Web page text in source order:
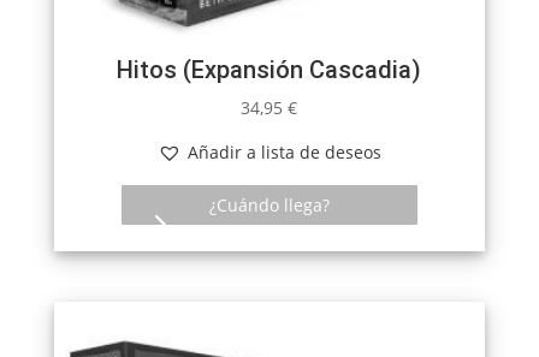
Hitos (Expansión Cascadia)
34,95€
Añadir a lista de deseos
¿Cuándo llega?